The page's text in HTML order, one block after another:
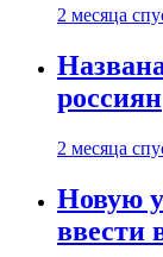
2 месяца
россиян
2 месяца
Новую
ввести